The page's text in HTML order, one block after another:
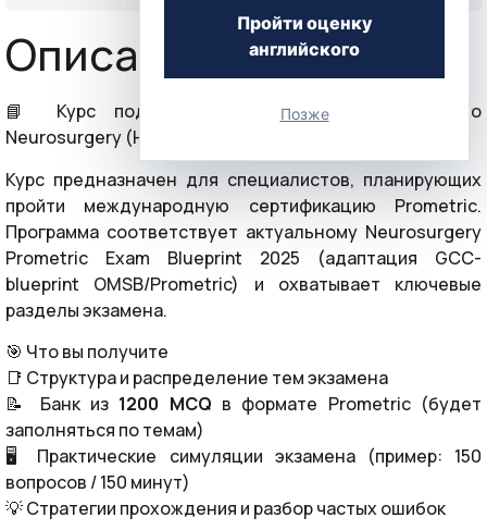
Пройти оценку
английского
Позже
Описание курса
📘 Курс подготовки к экзамену Prometric по
Neurosurgery (Нейрохирургия)
Курс предназначен для специалистов, планирующих
пройти международную сертификацию Prometric.
Программа соответствует актуальному Neurosurgery
Prometric Exam Blueprint 2025 (адаптация GCC-
blueprint OMSB/Prometric) и охватывает ключевые
разделы экзамена.
🎯 Что вы получите
📑 Структура и распределение тем экзамена
📝 Банк из 1200 MCQ в формате Prometric (будет
заполняться по темам)
🖥 Практические симуляции экзамена (пример: 150
вопросов / 150 минут)
💡 Стратегии прохождения и разбор частых ошибок